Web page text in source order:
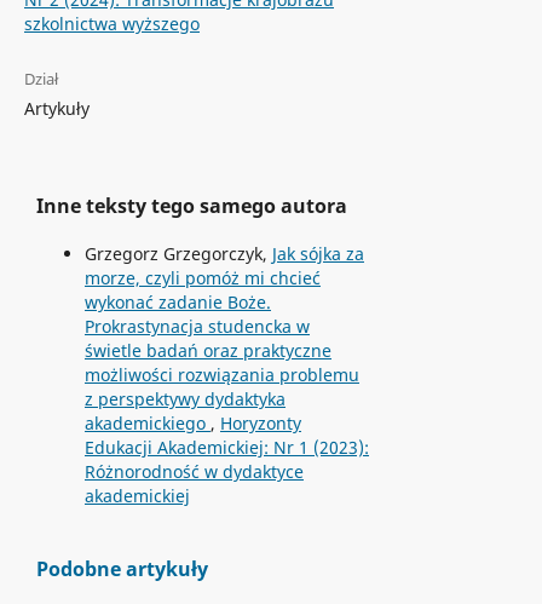
szkolnictwa wyższego
Dział
Artykuły
Inne teksty tego samego autora
Grzegorz Grzegorczyk, Jak sójka za
morze, czyli pomóż mi chcieć
wykonać zadanie Boże.
Prokrastynacja studencka w
świetle badań oraz praktyczne
możliwości rozwiązania problemu
z perspektywy dydaktyka
akademickiego , Horyzonty
Edukacji Akademickiej: Nr 1 (2023):
Różnorodność w dydaktyce
akademickiej
Podobne artykuły